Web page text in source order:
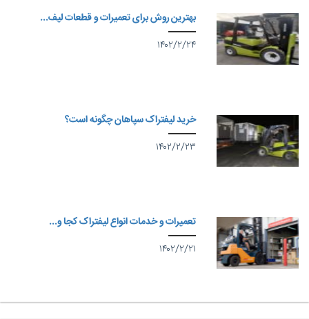
بهترین روش برای تعمیرات و قطعات لیف...
۱۴۰۲/۲/۲۴
خرید لیفتراک سپاهان چگونه است؟
۱۴۰۲/۲/۲۳
تعمیرات و خدمات انواع لیفتراک کجا و...
۱۴۰۲/۲/۲۱